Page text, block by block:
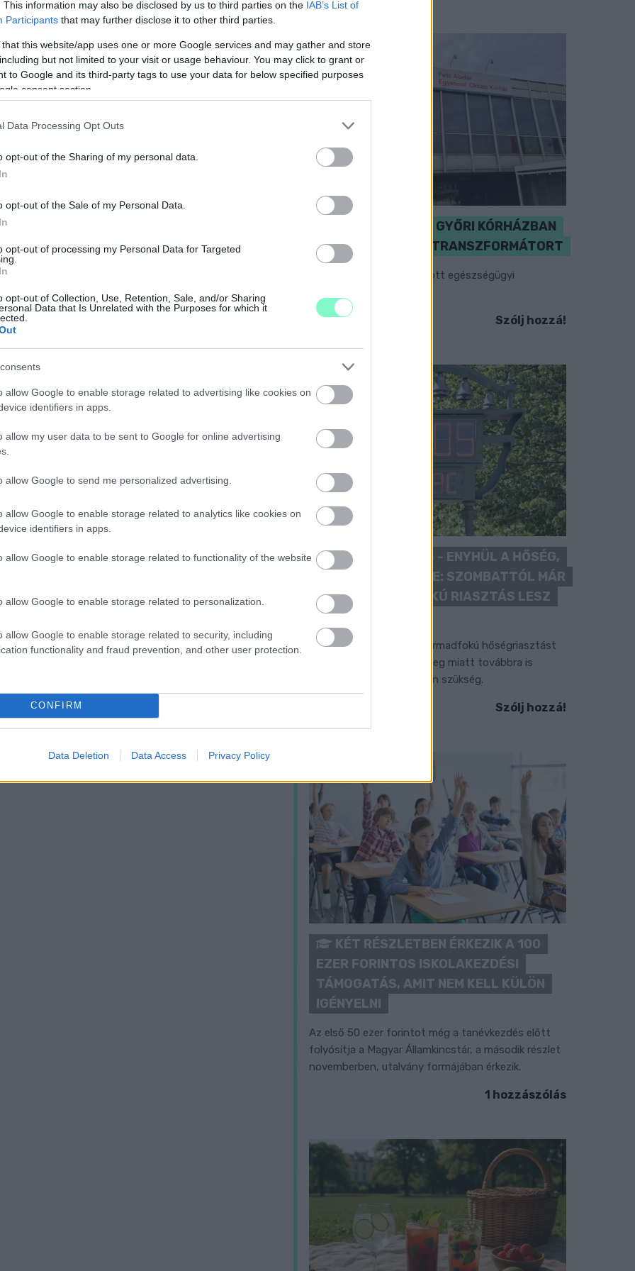
This information may also be disclosed by us to third parties on the IAB’s List of
Participants that may further disclose it to other third parties.
that this website/app uses one or more Google services and may gather and store
but not limited to your visit or usage behaviour. You may click to grant or
to Google and its third-party tags to use your data for below specified purposes
consent section.
Data Processing Opt Outs
opt-out of the Sharing of my personal data.
opt-out of the Sale of my Personal Data.
opt-out of processing my Personal Data for Targeted
opt-out of Collection, Use, Retention, Sale, and/or Sharing
Data that Is Unrelated with the Purposes for which it
allow Google to enable storage related to advertising like cookies on
identifiers in apps.
allow my user data to be sent to Google for online advertising
allow Google to send me personalized advertising.
allow Google to enable storage related to analytics like cookies on
identifiers in apps.
allow Google to enable storage related to functionality of the website
allow Google to enable storage related to personalization.
allow Google to enable storage related to security, including
functionality and fraud prevention, and other user protection.
CONFIRM
Data Deletion Data Access Privacy Policy
Klub és Akadémia koronavírus karantén
KICSERÉLTÉK A GYŐRI KÓRHÁZBAN
MEGHIBÁSODOTT TRANSZFORMÁTORT
Megkezdték az elhalasztott egészségügyi
Szólj hozzá!
KÁNIKULA 2026 - ENYHÜL A HŐSÉG,
DE MÉG NINCS VÉGE: SZOMBATTÓL MÁR
“CSAK” MÁSODFOKÚ RIASZTÁS LESZ
ÉRVÉNYBEN
A július vége óta tartó harmadfokú hőségriasztást
mérséklik, de a tartós meleg miatt továbbra is
fokozott óvatosságra van szükség.
Szólj hozzá!
KÉT RÉSZLETBEN ÉRKEZIK A 100
EZER FORINTOS ISKOLAKEZDÉSI
TÁMOGATÁS, AMIT NEM KELL KÜLÖN
IGÉNYELNI
Az első 50 ezer forintot még a tanévkezdés előtt
folyósítja a Magyar Államkincstár, a második részlet
novemberben, utalvány formájában érkezik.
1 hozzászólás